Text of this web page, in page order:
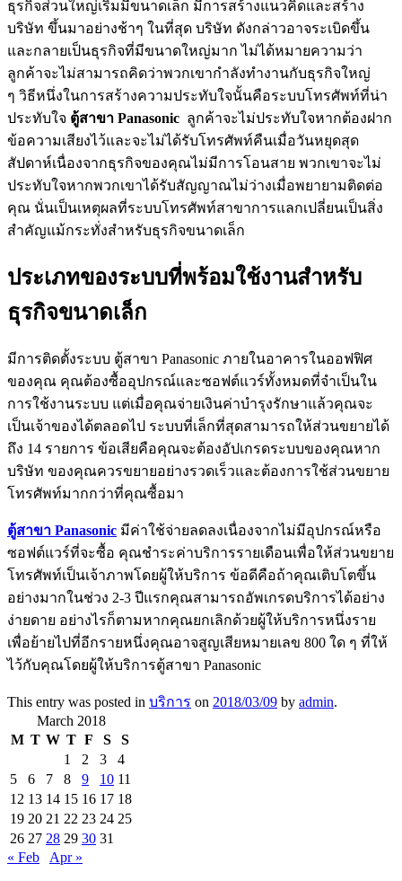
ธุรกิจส่วนใหญ่เริ่มมีขนาดเล็ก มีการสร้างแนวคิดและสร้าง
บริษัท ขึ้นมาอย่างช้าๆ ในที่สุด บริษัท ดังกล่าวอาจระเบิดขึ้น
และกลายเป็นธุรกิจที่มีขนาดใหญ่มาก ไม่ได้หมายความว่า
ลูกค้าจะไม่สามารถคิดว่าพวกเขากำลังทำงานกับธุรกิจใหญ่
ๆ วิธีหนึ่งในการสร้างความประทับใจนั้นคือระบบโทรศัพท์ที่น่า
ประทับใจ ตู้สาขา Panasonic ลูกค้าจะไม่ประทับใจหากต้องฝาก
ข้อความเสียงไว้และจะไม่ได้รับโทรศัพท์คืนเมื่อวันหยุดสุด
สัปดาห์เนื่องจากธุรกิจของคุณไม่มีการโอนสาย พวกเขาจะไม่
ประทับใจหากพวกเขาได้รับสัญญาณไม่ว่างเมื่อพยายามติดต่อ
คุณ นั่นเป็นเหตุผลที่ระบบโทรศัพท์สาขาการแลกเปลี่ยนเป็นสิ่ง
สำคัญแม้กระทั่งสำหรับธุรกิจขนาดเล็ก
ประเภทของระบบที่พร้อมใช้งานสำหรับ
ธุรกิจขนาดเล็ก
มีการติดตั้งระบบ ตู้สาขา Panasonic ภายในอาคารในออฟฟิศ
ของคุณ คุณต้องซื้ออุปกรณ์และซอฟต์แวร์ทั้งหมดที่จำเป็นใน
การใช้งานระบบ แต่เมื่อคุณจ่ายเงินค่าบำรุงรักษาแล้วคุณจะ
เป็นเจ้าของได้ตลอดไป ระบบที่เล็กที่สุดสามารถให้ส่วนขยายได้
ถึง 14 รายการ ข้อเสียคือคุณจะต้องอัปเกรดระบบของคุณหาก
บริษัท ของคุณควรขยายอย่างรวดเร็วและต้องการใช้ส่วนขยาย
โทรศัพท์มากกว่าที่คุณซื้อมา
ตู้สาขา Panasonic มีค่าใช้จ่ายลดลงเนื่องจากไม่มีอุปกรณ์หรือ
ซอฟต์แวร์ที่จะซื้อ คุณชำระค่าบริการรายเดือนเพื่อให้ส่วนขยาย
โทรศัพท์เป็นเจ้าภาพโดยผู้ให้บริการ ข้อดีคือถ้าคุณเติบโตขึ้น
อย่างมากในช่วง 2-3 ปีแรกคุณสามารถอัพเกรดบริการได้อย่าง
ง่ายดาย อย่างไรก็ตามหากคุณยกเลิกด้วยผู้ให้บริการหนึ่งราย
เพื่อย้ายไปที่อีกรายหนึ่งคุณอาจสูญเสียหมายเลข 800 ใด ๆ ที่ให้
ไว้กับคุณโดยผู้ให้บริการตู้สาขา Panasonic
This entry was posted in บริการ on 2018/03/09 by admin.
March 2018
M T W T F S
S
1
2 3
4
5
6 7 8 9 10 11
12 13 14 15 16 17 18
19 20 21 22 23 24 25
26 27 28 29 30 31
« Feb
Apr »